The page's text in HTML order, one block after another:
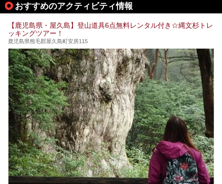
乗り込みましたが、今回もオープン前日から初日にかけて現
地訪問。リニューアルした浴室・最新情報を中心に、以前と
の相違点や注意事項などを詳細レビューします。
おすすめのアクティビティ情報
【鹿児島県・屋久島】登山道具6点無料レンタル付き☆縄文杉トレ
ッキングツアー！
鹿児島県熊毛郡屋久島町安房115